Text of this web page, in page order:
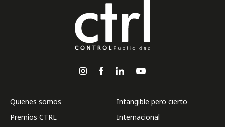
Quienes somos
Premios CTRL
Intangible pero cierto
Internacional